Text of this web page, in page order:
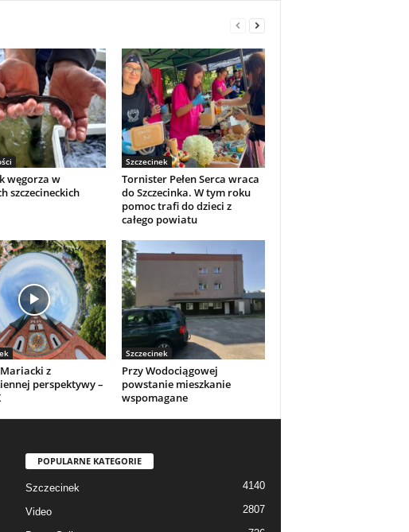
węgorza w
szczecineckich
Szczecinek
Tornister Pełen Serca wraca
do Szczecinka. W tym roku
pomoc trafi do dzieci z
całego powiatu
Mariacki z
perspektywy –
Szczecinek
Przy Wodociągowej
powstanie mieszkanie
wspomagane
POPULARNE KATEGORIE
Szczecinek 4140
Video 2807